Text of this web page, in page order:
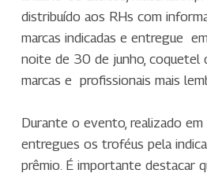
distribuído aos RHs com
marcas indicadas e entregue
noite de 30 de junho, coquetel
marcas e profissionais mais
Durante o evento, realizado em
entregues os troféus pela
prêmio. É importante destacar